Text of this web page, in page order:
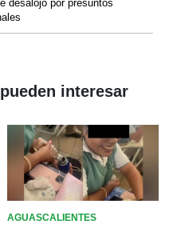
desalojo por presuntos
interesar
AGUASCALIENTES